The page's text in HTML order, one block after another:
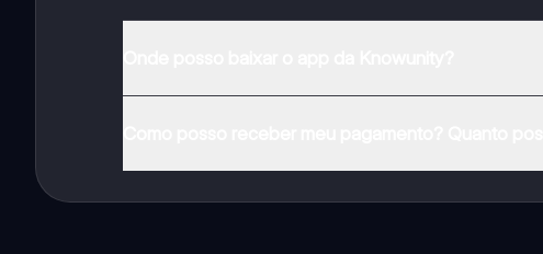
funcionalidades da aplicação, pode adquirir o Knowunity Pro.